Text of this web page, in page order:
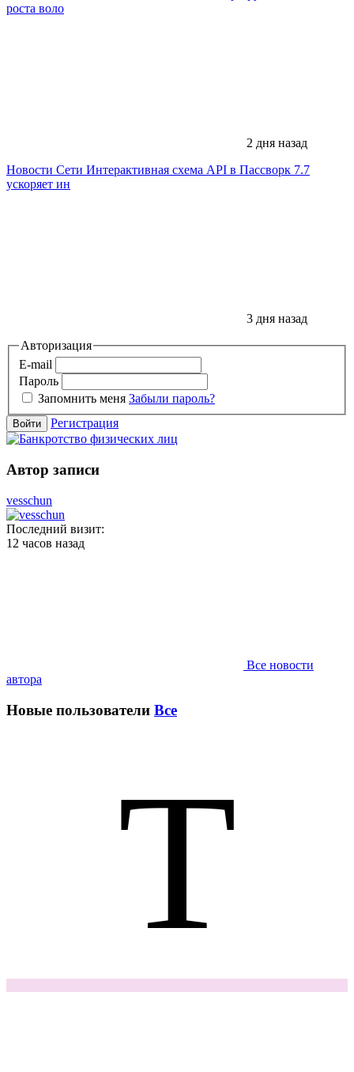
роста воло
2 дня назад
Новости Сети Интерактивная схема API в Пассворк 7.7
ускоряет ин
3 дня назад
Авторизация
E-mail
Пароль
Запомнить меня Забыли пароль?
Войти Регистрация
Автор записи
vesschun
Последний визит:
12 часов назад
Все новости
автора
Новые пользователи Все
T